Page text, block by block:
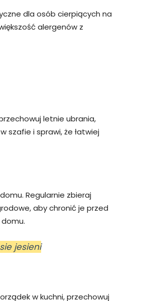
dla osób cierpiących na
alergenów z
letnie ubrania,
szafie i sprawi, że łatwiej
Regularnie zbieraj
aby chronić je przed
jesieni
w kuchni, przechowuj